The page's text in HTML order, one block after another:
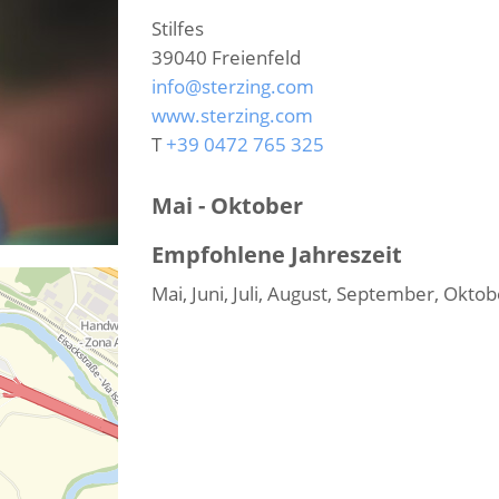
Stilfes
39040 Freienfeld
info@sterzing.com
www.sterzing.com
T+39 0472 765 325
Mai - Oktober
Empfohlene Jahreszeit
Mai, Juni, Juli, August, September,